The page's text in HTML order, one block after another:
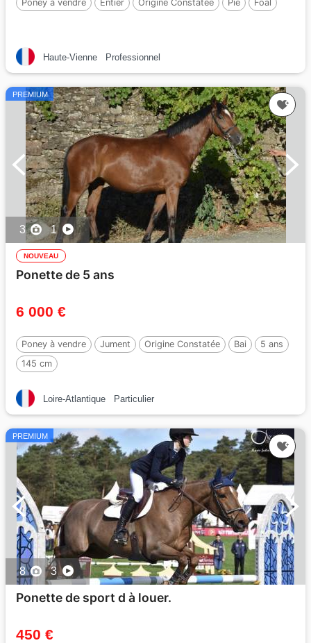
Poney à vendre Entier Origine Constatée Pie Foal
Haute-Vienne Professionnel
PREMIUM
3 1
NOUVEAU
Ponette de 5 ans
6 000 €
Poney à vendre Jument Origine Constatée Bai
5 ans
145 cm
Loire-Atlantique Particulier
PREMIUM
8 3
Ponette de sport d à louer.
450 €